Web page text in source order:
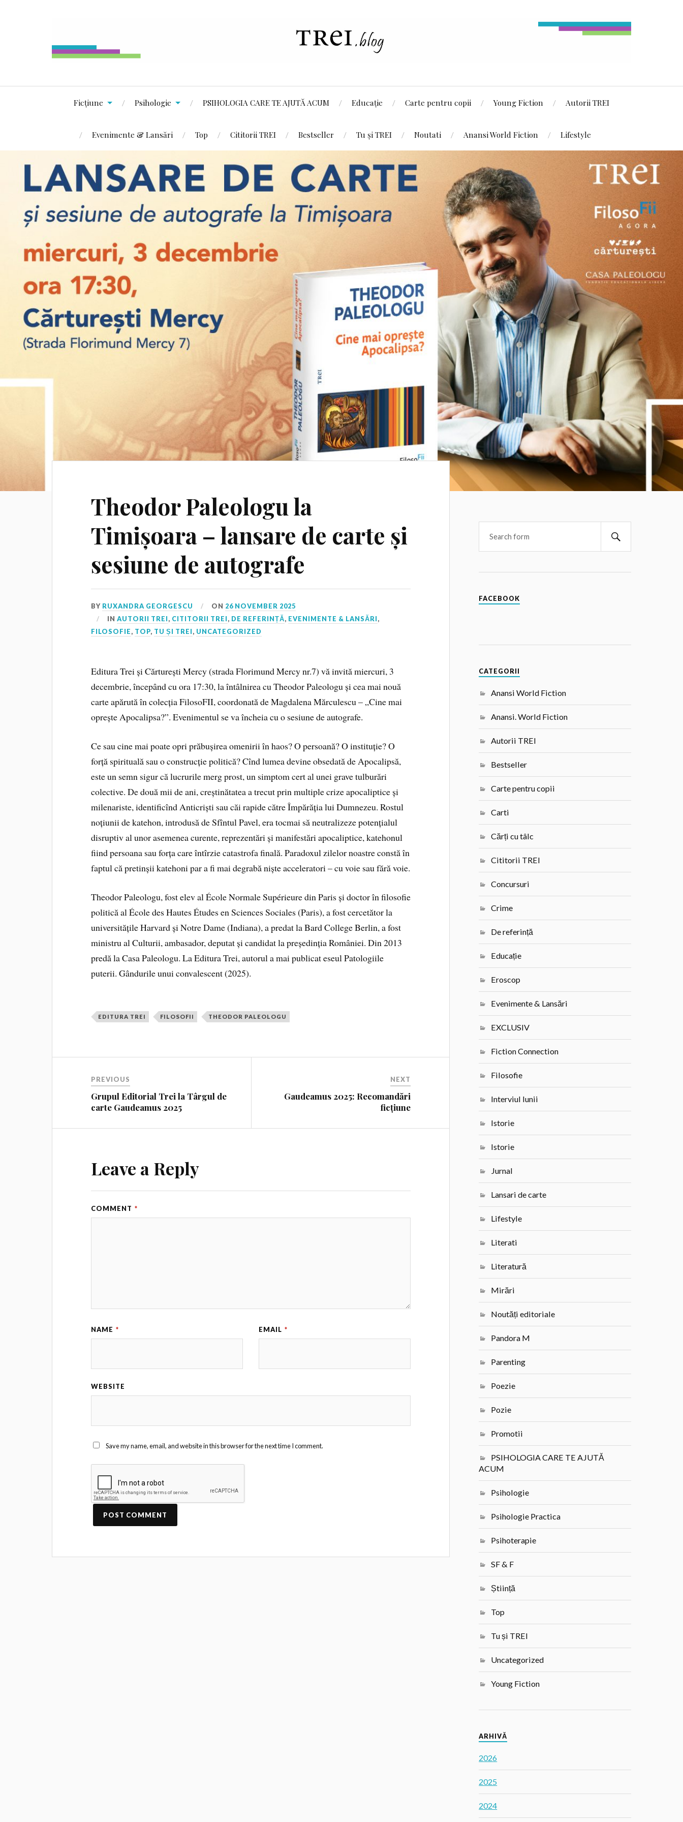
Ficțiune Psihologie PSIHOLOGIA CARE TE AJUTĂ ACUM Educație Carte pentru copii Young Fiction Autorii TREI
Evenimente & Lansări Top Cititorii TREI Bestseller Tu și TREI Noutati Anansi World Fiction Lifestyle
Theodor Paleologu la
Timișoara – lansare de carte și
sesiune de autografe
BY RUXANDRA GEORGESCU ON 26 NOVEMBER 2025
INAUTORII TREI, CITITORII TREI, DE REFERINȚĂ, EVENIMENTE & LANSĂRI,
FILOSOFIE, TOP, TU ȘI TREI, UNCATEGORIZED
Editura Trei și Cărturești Mercy (strada Florimund Mercy nr.7) vă invită miercuri, 3
decembrie, începând cu ora 17:30, la întâlnirea cu Theodor Paleologu și cea mai nouă
carte apărută în colecția FilosoFII, coordonată de Magdalena Mărculescu – „Cine mai
oprește Apocalipsa?”. Evenimentul se va încheia cu o sesiune de autografe.
Ce sau cine mai poate opri prăbușirea omenirii în haos? O persoană? O instituție? O
forță spirituală sau o construcție politică? Cînd lumea devine obsedată de Apocalipsă,
este un semn sigur că lucrurile merg prost, un simptom cert al unei grave tulburări
colective. De două mii de ani, creștinătatea a trecut prin multiple crize apocaliptice și
milenariste, identificînd Anticriști sau căi rapide către Împărăția lui Dumnezeu. Rostul
noțiunii de katehon, introdusă de Sfîntul Pavel, era tocmai să neutralizeze potențialul
disruptiv al unor asemenea curente, reprezentări și manifestări apocaliptice, katehonul
fiind persoana sau forța care întîrzie catastrofa finală. Paradoxul zilelor noastre constă în
faptul că pretinșii katehoni par a fi mai degrabă niște acceleratori – cu voie sau fără voie.
Theodor Paleologu, fost elev al École Normale Supérieure din Paris și doctor în filosofie
politică al École des Hautes Études en Sciences Sociales (Paris), a fost cercetător la
universitățile Harvard și Notre Dame (Indiana), a predat la Bard College Berlin, a fost
ministru al Culturii, ambasador, deputat și candidat la președinția României. Din 2013
predă la Casa Paleologu. La Editura Trei, autorul a mai publicat eseul Patologiile
puterii. Gândurile unui convalescent (2025).
EDITURA TREI FILOSOFII THEODOR PALEOLOGU
PREVIOUS
Grupul Editorial Trei la Târgul de
carte Gaudeamus 2025
NEXT
Gaudeamus 2025: Recomandări
ficțiune
Leave a Reply
COMMENT *
NAME * EMAIL *
WEBSITE
Save my name, email, and website in this browser for the next time I comment.
FACEBOOK
CATEGORII
Anansi World Fiction
Anansi. World Fiction
Autorii TREI
Bestseller
Carte pentru copii
Carti
Cărți cu tâlc
Cititorii TREI
Concursuri
Crime
De referință
Educație
Eroscop
Evenimente & Lansări
EXCLUSIV
Fiction Connection
Filosofie
Interviul lunii
Istorie
Istorie
Jurnal
Lansari de carte
Lifestyle
Literati
Literatură
Mirări
Noutăți editoriale
Pandora M
Parenting
Poezie
Pozie
Promotii
PSIHOLOGIA CARE TE AJUTĂ
ACUM
Psihologie
Psihologie Practica
Psihoterapie
SF & F
Știință
Top
Tu și TREI
Uncategorized
Young Fiction
ARHIVĂ
2026
2025
2024